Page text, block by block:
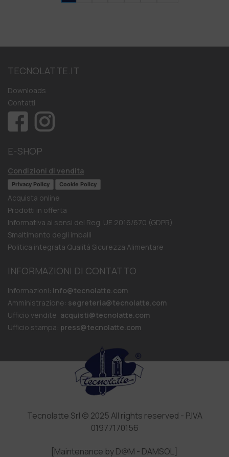
TECNOLATTE.IT
Downloads
Contatti
E-SHOP
Condizioni di vendita
Privacy Policy Cookie Policy
Acquista online
Prodotti in offerta
Informativa ai sensi del Reg. UE 2016/670 (GDPR)
Smaltimento degli imballi
Politica integrata Qualità Sicurezza Alimentare
INFORMAZIONI DI CONTATTO
Informazioni: info@tecnolatte.com
Amministrazione: segreteria@tecnolatte.com
Ufficio vendite: acquisti@tecnolatte.com
Ufficio stampa: press@tecnolatte.com
Tecnolatte Srl © 2025 All rights reserved - P.IVA
01977170156
[Maintenance by D@M - DAMSOL]